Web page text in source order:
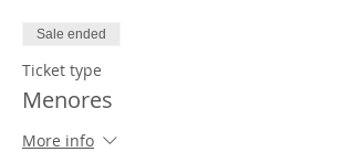
Sale ended
Ticket type
Menores
More info